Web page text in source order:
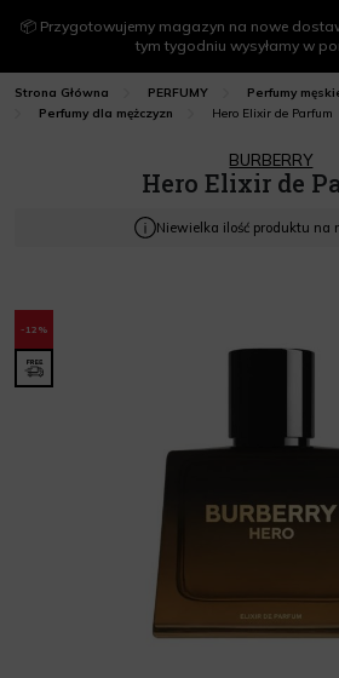
📦 Przygotowujemy magazyn na nowe
tym tygodniu wysyłamy w
Strona Główna PERFUMY
Perfumy
Perfumy dla mężczyzn
Hero Elixir de Parfum
BURBERRY
Hero Elixir de
Niewielka ilość produktu na
-12%